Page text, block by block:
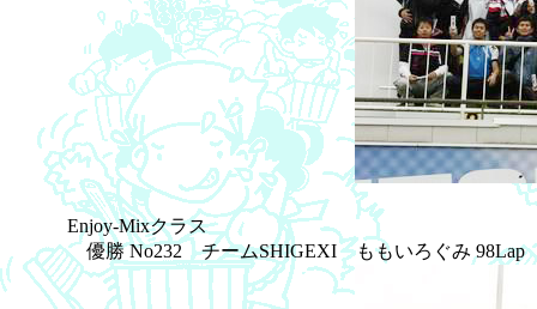
Enjoy-Mixクラス
優勝 No232 チームSHIGEXI ももいろぐみ